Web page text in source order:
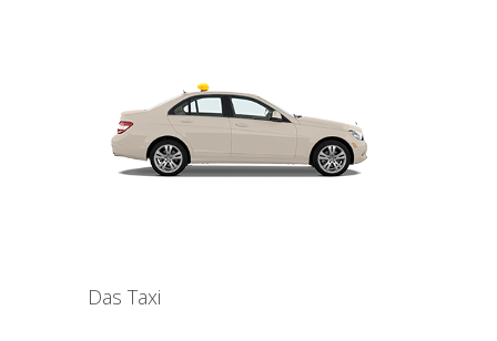
Das Taxi